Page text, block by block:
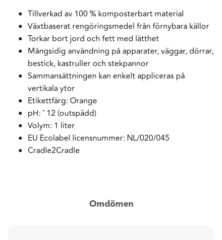
Tillverkad av 100 % komposterbart material
Växtbaserat rengöringsmedel från förnybara källor
Torkar bort jord och fett med lätthet
Mångsidig användning på apparater, väggar, dörrar,
bestick, kastruller och stekpannor
Sammansättningen kan enkelt appliceras på
vertikala ytor
Etikettfärg: Orange
pH: ˜ 12 (outspädd)
Volym: 1 liter
EU Ecolabel licensnummer: NL/020/045
Cradle2Cradle
Omdömen